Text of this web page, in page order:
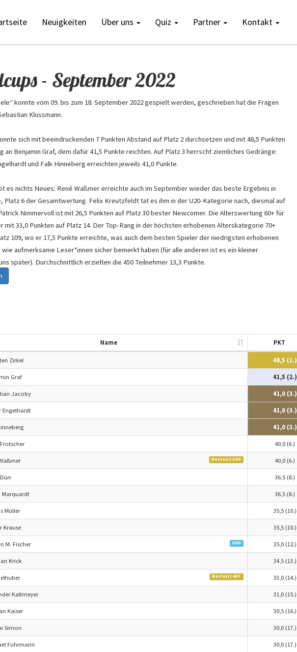
Neuigkeiten Über uns Quiz Partner Kontakt
- September 2022
konnte vom 09. bis zum 18. September 2022 gespielt werden, geschrieben hat die Fragen
Klussmann.
sich mit beeindruckenden 7 Punkten Abstand auf Platz 2 durchsetzen und mit 48,5 Punkten
an Benjamin Graf, dem dafür 41,5 Punkte reichten. Auf Platz 3 herrscht ziemliches Gedränge:
und Falk Hinneberg erreichten jeweils 41,0 Punkte.
es nichts Neues: René Waßmer erreichte auch im September wieder das beste Ergebnis in
Platz 6 der Gesamtwertung. Felix Kreutzfeldt tat es ihm in der U20-Kategorie nach, diesmal auf
Nimmervoll ist mit 26,5 Punkten auf Platz 30 bester Newcomer. Die Alterswertung 60+ für
mit 33,0 Punkten auf Platz 14. Der Top-Rang in der höchsten erhobenen Alterskategorie 70+
109, wo er 17,5 Punkte erreichte, was auch dem besten Spieler der niedrigsten erhobenen
aufmerksame Leser*innen sicher bemerkt haben (für alle anderen ist es ein kleiner
später). Durchschnittlich erzielten die 450 Teilnehmer 13,3 Punkte.
Name PKT
Zirkel 48,5 (1.)
Graf 41,5 (2.)
Jacoby 41,0 (3.)
Engelhardt 41,0 (3.)
41,0 (3.)
40,0 (6.)
Beste(r) U30 40,0 (6.)
36,5 (8.)
Marquardt 36,5 (8.)
Müller 35,5 (10.)
Krause 35,5 (10.)
M. Fischer U30 35,0 (12.)
Krick 34,5 (13.)
Beste(r) 60+ 33,0 (14.)
Kaltmeyer 31,0 (15.)
Kaiser 30,5 (16.)
Simon 30,0 (17.)
Fuhrmann 30,0 (17.)